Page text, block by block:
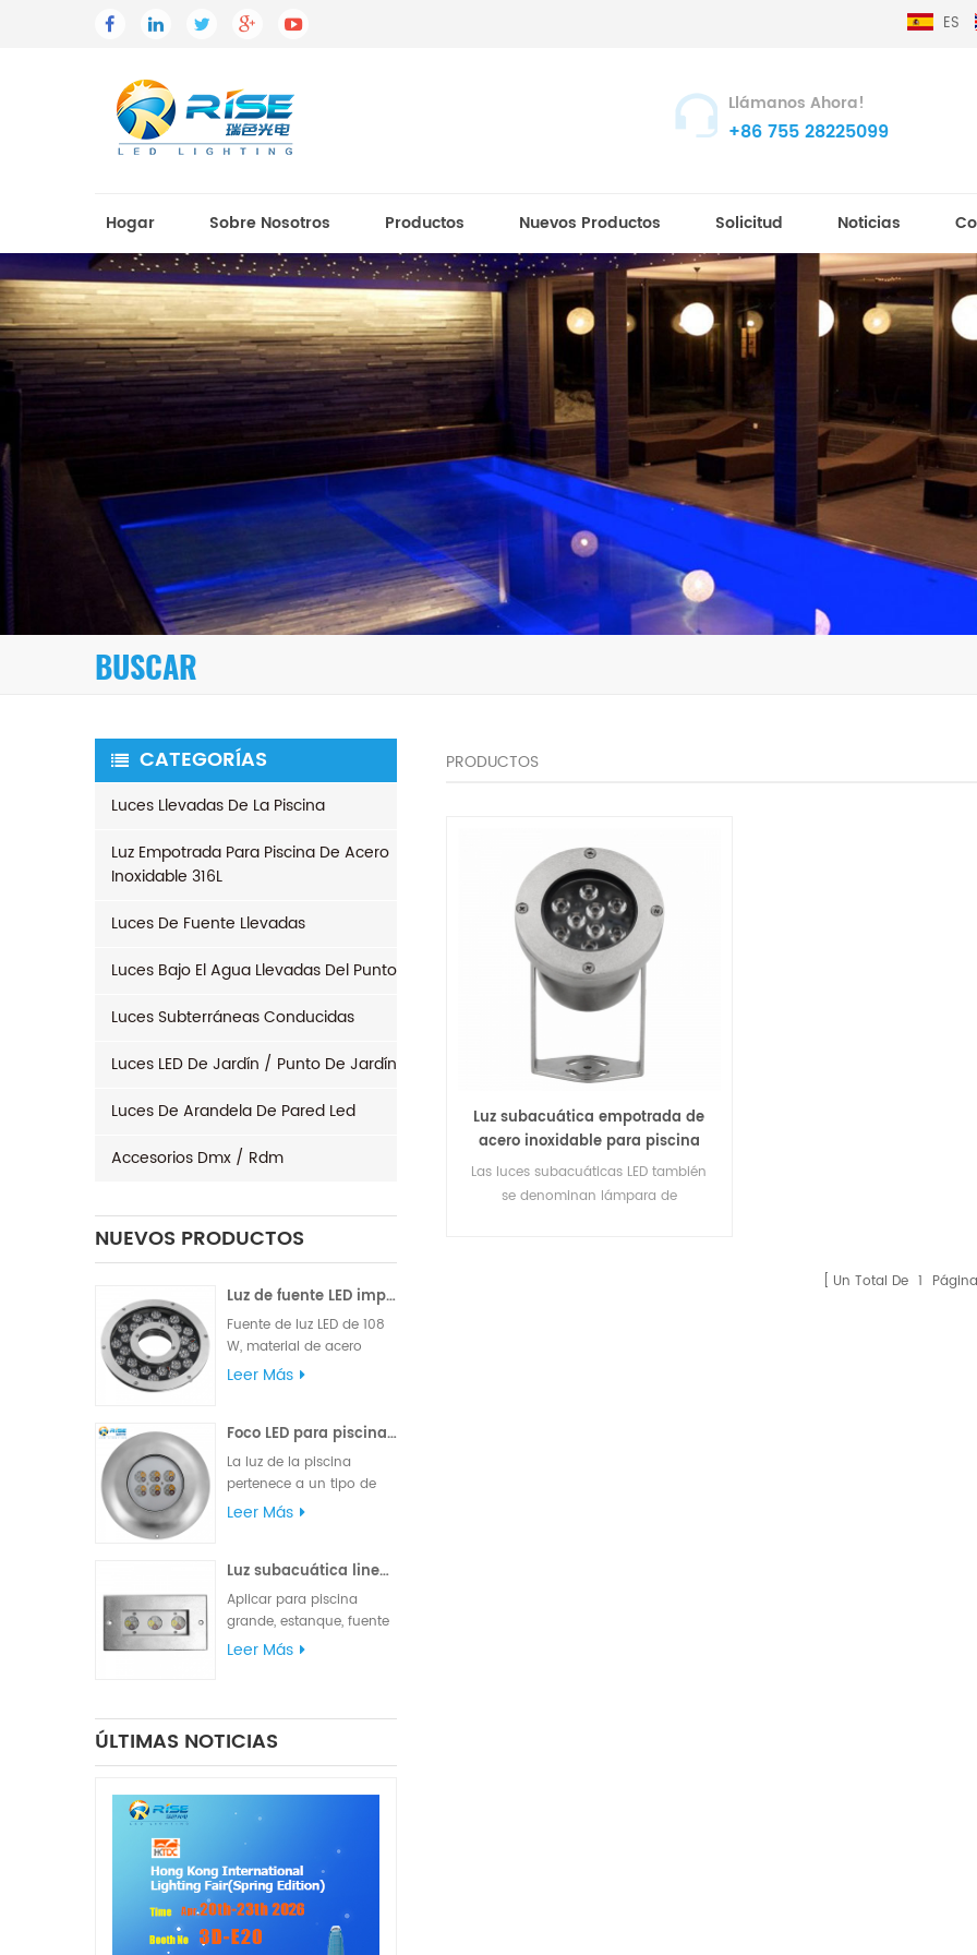
ES
Llámanos Ahora!
+86 755 28225099
Hogar Sobre Nosotros Productos Nuevos Productos Solicitud Noticias
BUSCAR
CATEGORÍAS
Luces Llevadas De La Piscina
Luz Empotrada Para Piscina De Acero
Inoxidable 316L
Luces De Fuente Llevadas
Luces Bajo El Agua Llevadas Del Punto
Luces Subterráneas Conducidas
Luces LED De Jardín / Punto De Jardín
Luces De Arandela De Pared Led
Accesorios Dmx / Rdm
NUEVOS PRODUCTOS
Luz de fuente LED impermeable 96x3W 120W
Fuente de luz LED de 108
W, material de acero
inoxidable 316L de alta
Epistar, suministrado con
cable de goma VDE o
cable de goma UL.
Leer Más
Foco LED para piscina exterior 24W 316L acero inoxidable IP68
La luz de la piscina
pertenece a un tipo de
semáforo que cumple
señalización. La
clasificación de
impermeabilidad IP68 es
iluminación marina, luces
Leer Más
Luz subacuática lineal LED de acero inoxidable 316L
Aplicar para piscina
grande, estanque, fuente
de parque cuadrado o
Leer Más
ÚLTIMAS NOTICIAS
PRODUCTOS
Luz subacuática empotrada de
acero inoxidable para piscina
9x3W
Las luces subacuáticas LED también
se denominan lámpara de
Un Total De 1